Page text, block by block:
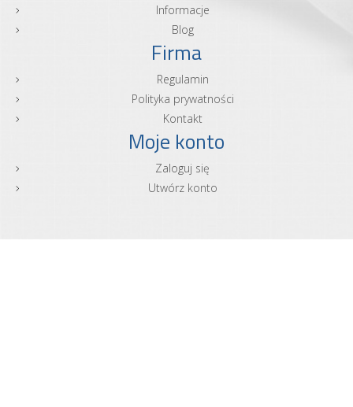
Informacje
Blog
Firma
Regulamin
Polityka prywatności
Kontakt
Moje konto
Zaloguj się
Utwórz konto